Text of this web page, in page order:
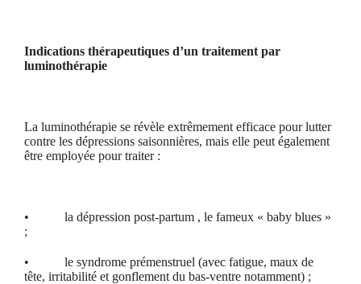
Indications thérapeutiques d’un traitement par
luminothérapie
La luminothérapie se révèle extrêmement efficace pour lutter
contre les dépressions saisonnières, mais elle peut également
être employée pour traiter :
• la dépression post-partum , le fameux « baby blues »
;
• le syndrome prémenstruel (avec fatigue, maux de
tête, irritabilité et gonflement du bas-ventre notamment) ;